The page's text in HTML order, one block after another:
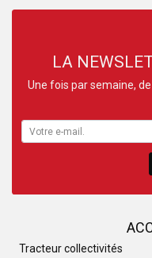
Tracteur collectivités
LA
Une fois par semaine,